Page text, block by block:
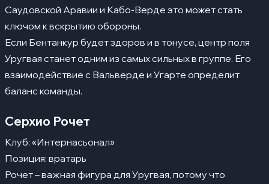
Саудовской Аравии и Кабо-Верде это может стать
ключом к вскрытию обороны.
Если Бентанкур будет здоров и в тонусе, центр поля
Уругвая станет одним из самых сильных в группе. Его
взаимодействие с Вальверде и Угарте определит
баланс команды.
Серхио Рочет
Клуб: «Интернасьонал»
Позиция: вратарь
Рочет – важная фигура для Уругвая, потому что